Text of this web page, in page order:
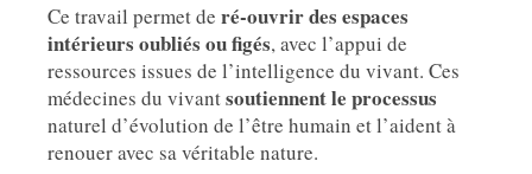
Ce travail permet de ré-ouvrir des espaces
intérieurs oubliés ou figés, avec l’appui de
ressources issues de l’intelligence du vivant. Ces
médecines du vivantsoutiennent le processus
naturel d’évolution de l’être humain et l’aident à
renouer avec sa véritable nature.